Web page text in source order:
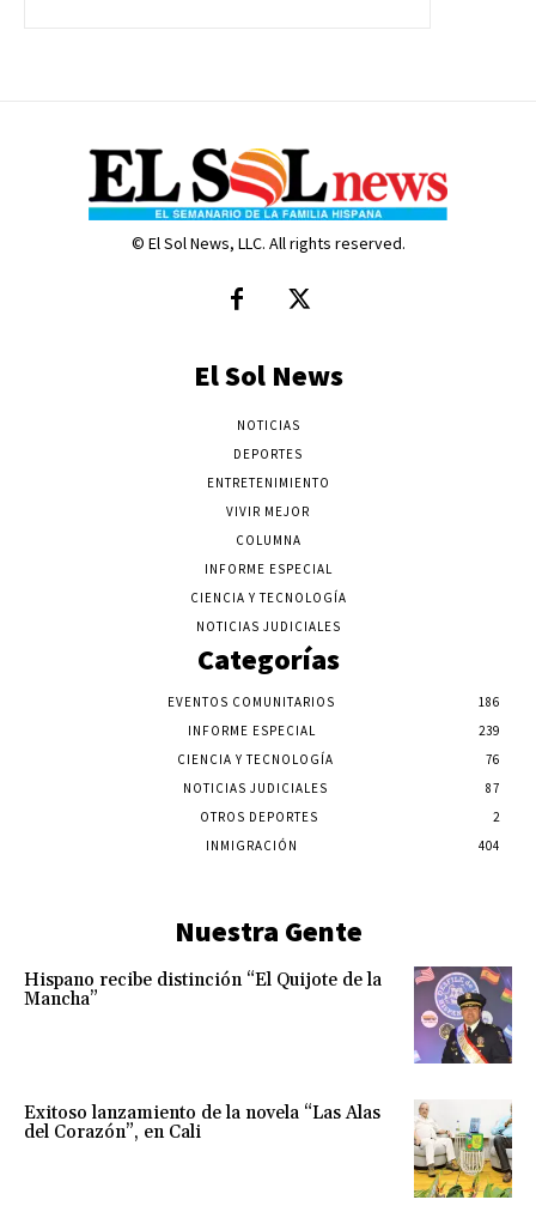
© El Sol News, LLC. All rights reserved.
El Sol News
NOTICIAS
DEPORTES
ENTRETENIMIENTO
VIVIR MEJOR
COLUMNA
INFORME ESPECIAL
CIENCIA Y TECNOLOGÍA
NOTICIAS JUDICIALES
Categorías
EVENTOS COMUNITARIOS
186
INFORME ESPECIAL
239
CIENCIA Y TECNOLOGÍA
76
NOTICIAS JUDICIALES
87
OTROS DEPORTES
2
INMIGRACIÓN
404
Nuestra Gente
Hispano recibe distinción “El Quijote de la
Mancha”
Exitoso lanzamiento de la novela “Las Alas
del Corazón”, en Cali